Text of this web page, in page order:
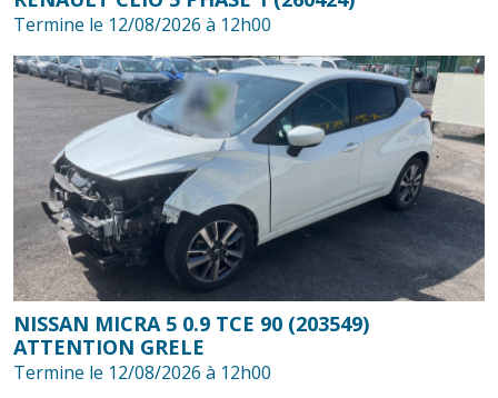
Termine le 12/08/2026 à 12h00
NISSAN MICRA 5 0.9 TCE 90 (203549)
ATTENTION GRELE
Termine le 12/08/2026 à 12h00